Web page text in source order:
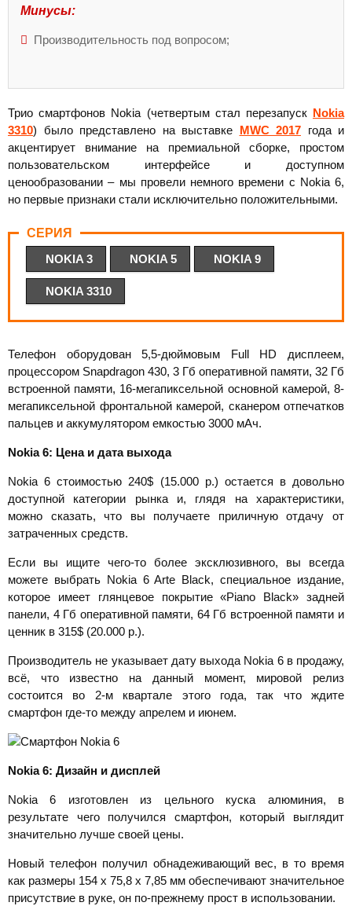
Минусы:
Производительность под вопросом;
Трио смартфонов Nokia (четвертым стал перезапуск Nokia
3310) было представлено на выставке MWC 2017 года и
акцентирует внимание на премиальной сборке, простом
пользовательском интерфейсе и доступном
ценообразовании – мы провели немного времени с Nokia 6,
но первые признаки стали исключительно положительными.
СЕРИЯ
NOKIA 3
NOKIA 5 NOKIA 9
NOKIA 3310
Телефон оборудован 5,5-дюймовым Full HD дисплеем,
процессором Snapdragon 430, 3 Гб оперативной памяти, 32 Гб
встроенной памяти, 16-мегапиксельной основной камерой, 8-
мегапиксельной фронтальной камерой, сканером отпечатков
пальцев и аккумулятором емкостью 3000 мАч.
Nokia 6: Цена и дата выхода
Nokia 6 стоимостью 240$ (15.000 р.) остается в довольно
доступной категории рынка и, глядя на характеристики,
можно сказать, что вы получаете приличную отдачу от
затраченных средств.
Если вы ищите чего-то более эксклюзивного, вы всегда
можете выбрать Nokia 6 Arte Black, специальное издание,
которое имеет глянцевое покрытие «Piano Black» задней
панели, 4 Гб оперативной памяти, 64 Гб встроенной памяти и
ценник в 315$ (20.000 р.).
Производитель не указывает дату выхода Nokia 6 в продажу,
всё, что известно на данный момент, мировой релиз
состоится во 2-м квартале этого года, так что ждите
смартфон где-то между апрелем и июнем.
Nokia 6: Дизайн и дисплей
Nokia 6 изготовлен из цельного куска алюминия, в
результате чего получился смартфон, который выглядит
значительно лучше своей цены.
Новый телефон получил обнадеживающий вес, в то время
как размеры 154 х 75,8 х 7,85 мм обеспечивают значительное
присутствие в руке, он по-прежнему прост в использовании.